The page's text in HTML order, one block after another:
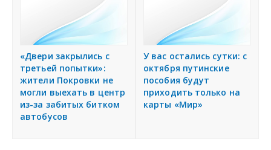
«Двери закрылись с
третьей попытки»:
жители Покровки не
могли выехать в центр
из-за забитых битком
автобусов
У вас остались сутки: с
октября путинские
пособия будут
приходить только на
карты «Мир»